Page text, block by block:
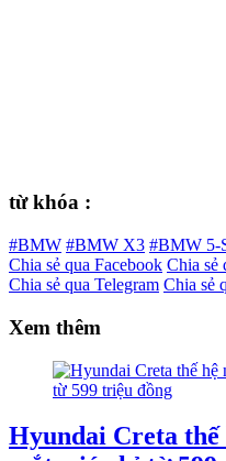
từ khóa :
#BMW #BMW X3 #BMW 5-
Chia sẻ qua Facebook Chia sẻ
Chia sẻ qua Telegram Chia sẻ
Xem thêm
Hyundai Creta